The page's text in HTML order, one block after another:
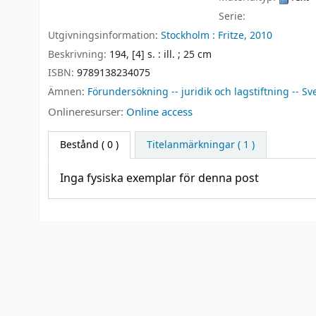
Serie:
Utgivningsinformation: Stockholm : Fritze, 2010
Beskrivning: 194, [4] s. : ill. ; 25 cm
ISBN: 9789138234075
Ämnen: Förundersökning -- juridik och lagstiftning --
Onlineresurser: Online access
Bestånd ( 0 ) Titelanmärkningar ( 1 )
Inga fysiska exemplar för denna post